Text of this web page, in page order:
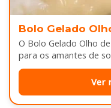
Bolo Gelado
O Bolo Gelado Olho
para os amantes de
sabor...
Ver